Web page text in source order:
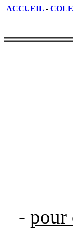
ACCUEIL-
- pour